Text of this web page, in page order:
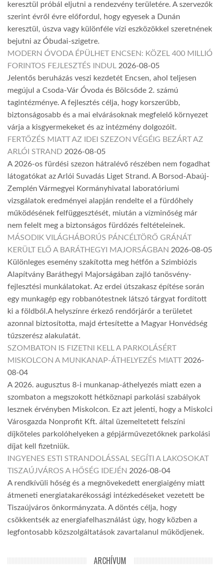
keresztül próbál eljutni a rendezvény területére. A szervezők
szerint évről évre előfordul, hogy egyesek a Dunán
keresztül, úszva vagy különféle vízi eszközökkel szeretnének
bejutni az Óbudai-szigetre.
MODERN ÓVODA ÉPÜLHET ENCSEN: KÖZEL 400 MILLIÓ
FORINTOS FEJLESZTÉS INDUL 2026-08-05
Jelentős beruházás veszi kezdetét Encsen, ahol teljesen
megújul a Csoda-Vár Óvoda és Bölcsőde 2. számú
tagintézménye. A fejlesztés célja, hogy korszerűbb,
biztonságosabb és a mai elvárásoknak megfelelő környezet
várja a kisgyermekeket és az intézmény dolgozóit.
FERTŐZÉS MIATT AZ IDEI SZEZON VÉGÉIG BEZÁRT AZ
ARLÓI STRAND 2026-08-05
A 2026-os fürdési szezon hátralévő részében nem fogadhat
látogatókat az Arlói Suvadás Liget Strand. A Borsod-Abaúj-
Zemplén Vármegyei Kormányhivatal laboratóriumi
vizsgálatok eredményei alapján rendelte el a fürdőhely
működésének felfüggesztését, miután a vízminőség már
nem felelt meg a biztonságos fürdőzés feltételeinek.
MÁSODIK VILÁGHÁBORÚS PÁNCÉLTÖRŐ GRÁNÁT
KERÜLT ELŐ A BARÁTHEGYI MAJORSÁGBAN 2026-08-05
Különleges esemény szakította meg hétfőn a Szimbiózis
Alapítvány Baráthegyi Majorságában zajló tanösvény-
fejlesztési munkálatokat. Az erdei útszakasz építése során
egy munkagép egy robbanótestnek látszó tárgyat fordított
ki a földből.A helyszínre érkező rendőrjárőr a területet
azonnal biztosította, majd értesítette a Magyar Honvédség
tűzszerész alakulatát.
SZOMBATON IS FIZETNI KELL A PARKOLÁSÉRT
MISKOLCON A MUNKANAP-ÁTHELYEZÉS MIATT 2026-
08-04
A 2026. augusztus 8-i munkanap-áthelyezés miatt ezen a
szombaton a megszokott hétköznapi parkolási szabályok
lesznek érvényben Miskolcon. Ez azt jelenti, hogy a Miskolci
Városgazda Nonprofit Kft. által üzemeltetett felszíni
díjköteles parkolóhelyeken a gépjárművezetőknek parkolási
díjat kell fizetniük.
INGYENES ESTI STRANDOLÁSSAL SEGÍTI A LAKOSOKAT
TISZAÚJVÁROS A HŐSÉG IDEJÉN 2026-08-04
A rendkívüli hőség és a megnövekedett energiaigény miatt
átmeneti energiatakarékossági intézkedéseket vezetett be
Tiszaújváros önkormányzata. A döntés célja, hogy
csökkentsék az energiafelhasználást úgy, hogy közben a
legfontosabb közszolgáltatások zavartalanul működjenek.
ARCHÍVUM